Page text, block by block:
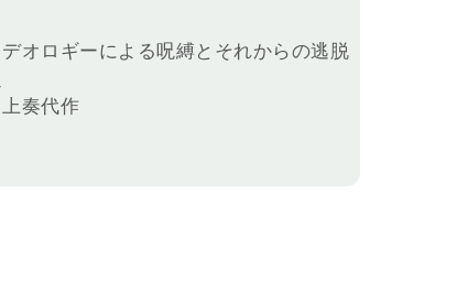
ロギーによる呪縛とそれからの逃脱
奏代作